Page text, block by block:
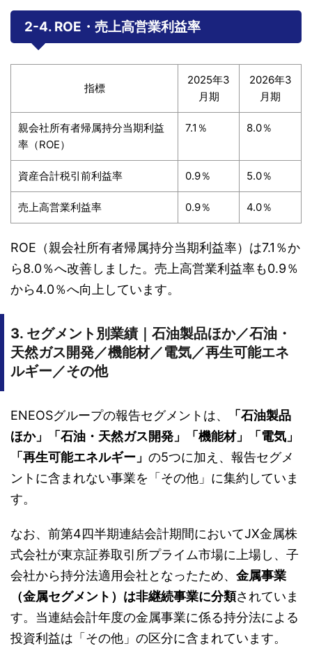
2-4. ROE・売上高営業利益率
指標
2025年3
月期
2026年3
月期
親会社所有者帰属持分当期利益
率（ROE）
7.1％ 8.0％
資産合計税引前利益率 0.9％ 5.0％
売上高営業利益率 0.9％ 4.0％
ROE（親会社所有者帰属持分当期利益率）は7.1％か
ら8.0％へ改善しました。売上高営業利益率も0.9％
から4.0％へ向上しています。
3. セグメント別業績｜石油製品ほか／石油・
天然ガス開発／機能材／電気／再生可能エネ
ルギー／その他
ENEOSグループの報告セグメントは、
「石油製品
ほか」「石油・天然ガス開発」「機能材」「電気」
「再生可能エネルギー」 の5つに加え、報告セグメ
ントに含まれない事業を「その他」に集約していま
す。
なお、前第4四半期連結会計期間においてJX金属株
式会社が東京証券取引所プライム市場に上場し、子
会社から持分法適用会社となったため、 金属事業
（金属セグメント）は非継続事業に分類されていま
す。当連結会計年度の金属事業に係る持分法による
投資利益は「その他」の区分に含まれています。